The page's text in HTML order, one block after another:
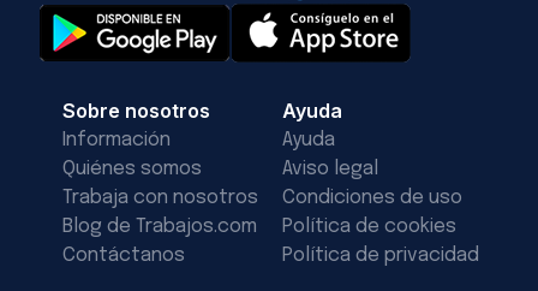
Sobre nosotros
Información
Quiénes somos
Trabaja con nosotros
Blog de Trabajos.com
Contáctanos
Ayuda
Ayuda
Aviso legal
Condiciones de uso
Política de cookies
Política de privacidad